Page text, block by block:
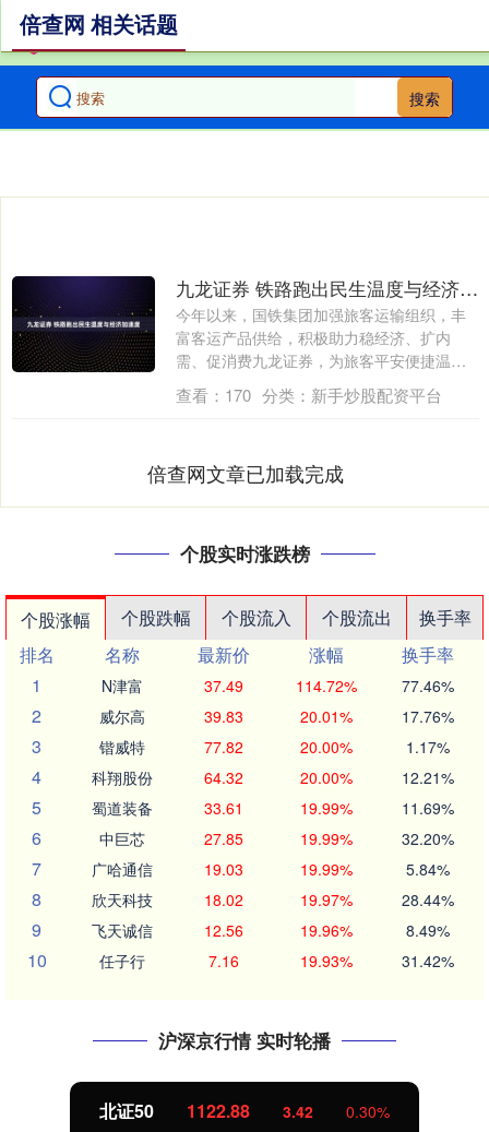
搜索
倍查网 相关话题
九龙证券 铁路跑出民生温度与经济加速度
今年以来，国铁集团加强旅客运输组织，丰
富客运产品供给，积极助力稳经济、扩内
需、促消费九龙证券，为旅客平安便捷温馨
出行和经....
查看： 170 分类： 新手炒股配资平台
倍查网文章已加载完成
个股实时涨跌榜
个股涨幅 个股跌幅 个股流入 个股流出
换手率
排名
名称 最新价 涨幅
换手率
1
N津富 37.49 114.72% 77.46%
2 威尔高 39.83 20.01% 17.76%
3 锴威特 77.82 20.00% 1.17%
4 科翔股份 64.32 20.00% 12.21%
5 蜀道装备 33.61 19.99% 11.69%
6 中巨芯 27.85 19.99% 32.20%
7 广哈通信 19.03 19.99% 5.84%
8 欣天科技 18.02 19.97% 28.44%
9 飞天诚信 12.56 19.96% 8.49%
10 任子行 7.16 19.93% 31.42%
沪深京行情 实时轮播
北证50 1122.88 3.42 0.30%